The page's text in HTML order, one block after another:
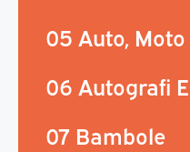
05 Auto, Moto
06 Autografi
07 Bambole